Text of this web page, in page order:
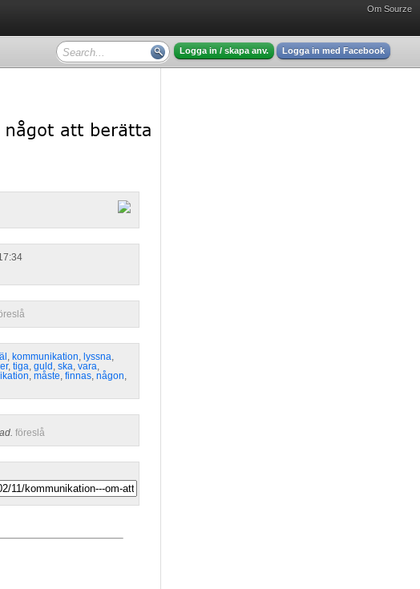
Om Sourze
Logga in / skapa anv. Logga in med Facebook
, kommunikation, lyssna,
, tiga, guld , ska, vara,
, måste, finnas, någon,
föreslå